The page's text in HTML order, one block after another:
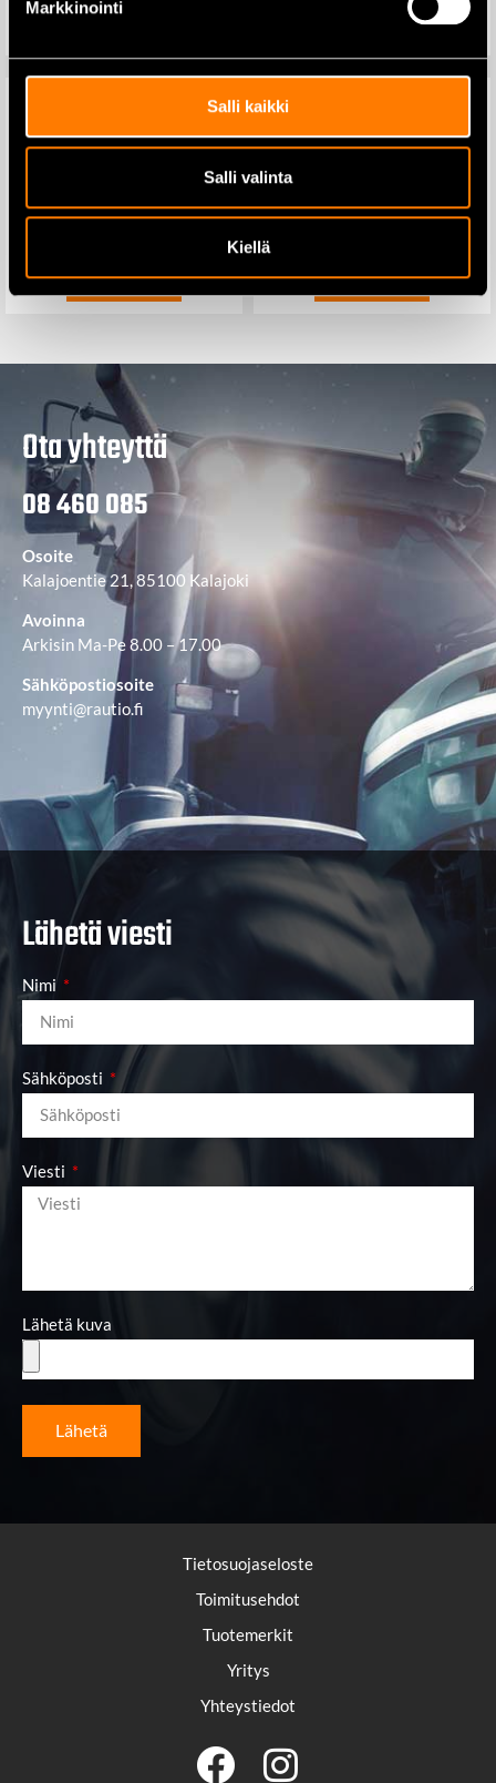
Markkinointi
Salli kaikki
Salli valinta
Kiellä
Makita DC40RA Laturi 40V
Makita DC18RD Laturi 2x18V
Ota yhteyttä
08 460 085
Osoite
Kalajoentie 21, 85100 Kalajoki
Avoinna
Arkisin Ma-Pe 8.00 – 17.00
Sähköpostiosoite
myynti@rautio.fi
Lähetä viesti
Nimi
Sähköposti
Viesti
Lähetä kuva
Lähetä
Tietosuojaseloste
Toimitusehdot
Tuotemerkit
Yritys
Yhteystiedot